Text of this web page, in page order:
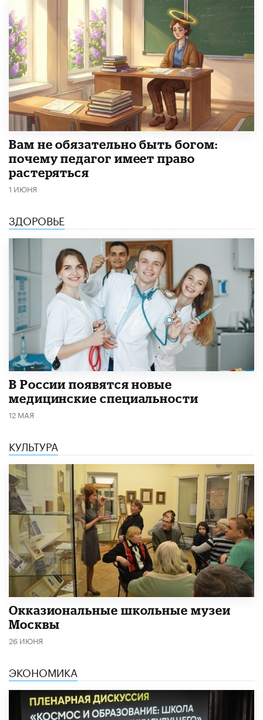
​Вам не обязательно быть богом:
почему педагог имеет право
растеряться
1 ИЮНЯ
ЗДОРОВЬЕ
В России появятся новые
медицинские специальности
12 МАЯ
КУЛЬТУРА
​Окказиональные школьные музеи
Москвы
26 ИЮНЯ
ЭКОНОМИКА